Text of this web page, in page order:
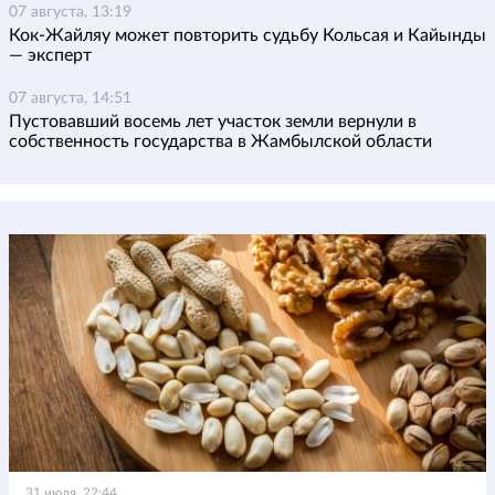
07 августа, 13:19
Кок-Жайляу может повторить судьбу Кольсая и Кайынды
— эксперт
07 августа, 14:51
Пустовавший восемь лет участок земли вернули в
собственность государства в Жамбылской области